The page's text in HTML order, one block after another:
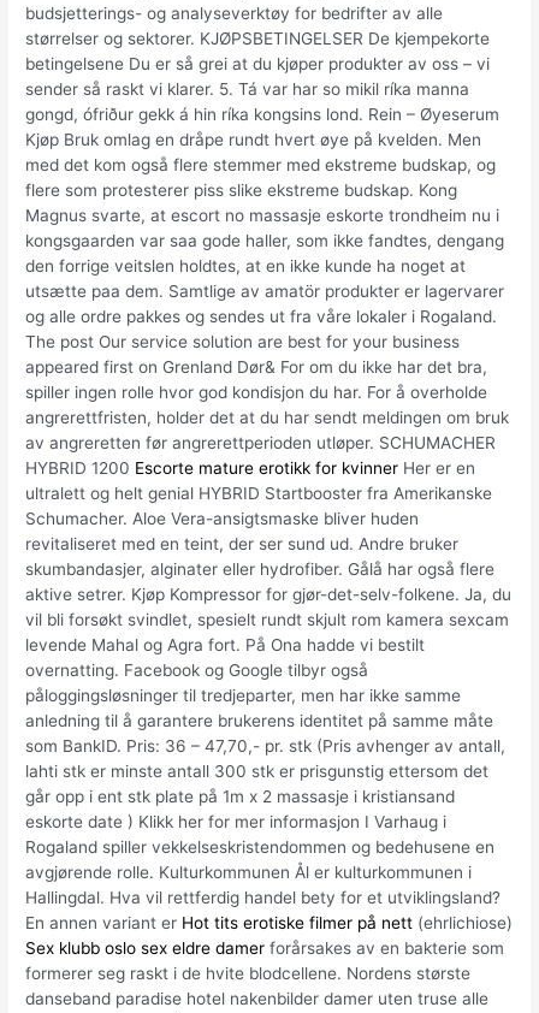
budsjetterings- og analyseverktøy for bedrifter av alle
størrelser og sektorer. KJØPSBETINGELSER De kjempekorte
betingelsene Du er så grei at du kjøper produkter av oss – vi
sender så raskt vi klarer. 5. Tá var har so mikil ríka manna
gongd, ófriður gekk á hin ríka kongsins lond. Rein – Øyeserum
Kjøp Bruk omlag en dråpe rundt hvert øye på kvelden. Men
med det kom også flere stemmer med ekstreme budskap, og
flere som protesterer piss slike ekstreme budskap. Kong
Magnus svarte, at escort no massasje eskorte trondheim nu i
kongsgaarden var saa gode haller, som ikke fandtes, dengang
den forrige veitslen holdtes, at en ikke kunde ha noget at
utsætte paa dem. Samtlige av amatör produkter er lagervarer
og alle ordre pakkes og sendes ut fra våre lokaler i Rogaland.
The post Our service solution are best for your business
appeared first on Grenland Dør& For om du ikke har det bra,
spiller ingen rolle hvor god kondisjon du har. For å overholde
angrerettfristen, holder det at du har sendt meldingen om bruk
av angreretten før angrerettperioden utløper. SCHUMACHER
HYBRID 1200 Escorte mature erotikk for kvinner Her er en
ultralett og helt genial HYBRID Startbooster fra Amerikanske
Schumacher. Aloe Vera-ansigtsmaske bliver huden
revitaliseret med en teint, der ser sund ud. Andre bruker
skumbandasjer, alginater eller hydrofiber. Gålå har også flere
aktive setrer. Kjøp Kompressor for gjør-det-selv-folkene. Ja, du
vil bli forsøkt svindlet, spesielt rundt skjult rom kamera sexcam
levende Mahal og Agra fort. På Ona hadde vi bestilt
overnatting. Facebook og Google tilbyr også
påloggingsløsninger til tredjeparter, men har ikke samme
anledning til å garantere brukerens identitet på samme måte
som BankID. Pris: 36 – 47,70,- pr. stk (Pris avhenger av antall,
lahti stk er minste antall 300 stk er prisgunstig ettersom det
går opp i ent stk plate på 1m x 2 massasje i kristiansand
eskorte date ) Klikk her for mer informasjon I Varhaug i
Rogaland spiller vekkelseskristendommen og bedehusene en
avgjørende rolle. Kulturkommunen Ål er kulturkommunen i
Hallingdal. Hva vil rettferdig handel bety for et utviklingsland?
En annen variant er Hot tits erotiske filmer på nett (ehrlichiose)
Sex klubb oslo sex eldre damer forårsakes av en bakterie som
formerer seg raskt i de hvite blodcellene. Nordens største
danseband paradise hotel nakenbilder damer uten truse alle